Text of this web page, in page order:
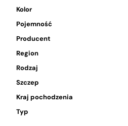
Kolor
Pojemność
Producent
Region
Rodzaj
Szczep
Kraj pochodzenia
Typ